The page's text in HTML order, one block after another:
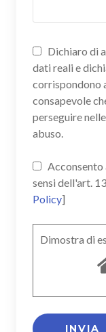
Dichiaro di
dati reali e
corrispondono
consapevole
perseguire
abuso.
Acconsento
sensi dell'art.
Policy]
Dimostra di